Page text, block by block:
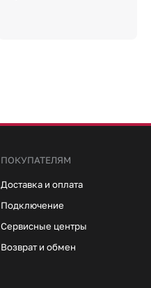
ПОКУПАТЕЛЯМ
Доставка и оплата
Подключение
Сервисные центры
Возврат и обмен